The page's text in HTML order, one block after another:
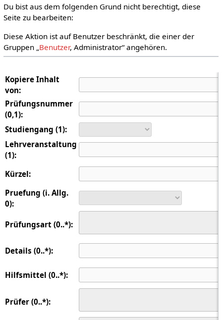
Du bist aus dem folgenden Grund nicht berechtigt, diese
Seite zu bearbeiten:
Diese Aktion ist auf Benutzer beschränkt, die einer der
Gruppen „ Benutzer, Administrator“ angehören.
Kopiere Inhalt
von:
Prüfungsnummer
(0,1):
Studiengang (1):
Lehrveranstaltung
(1):
Kürzel:
Pruefung (i. Allg.
0):
Prüfungsart (0..*):
Details (0..*):
Hilfsmittel (0..*):
Prüfer (0..*):